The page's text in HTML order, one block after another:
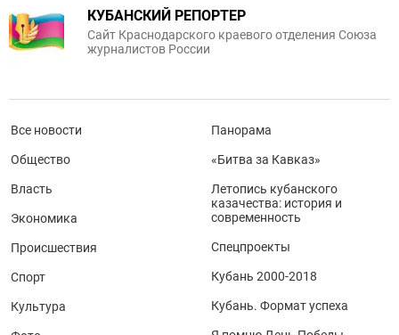
КУБАНСКИЙ РЕПОРТЕР
Сайт Краснодарского краевого отделения Союза
журналистов России
Все новости
Общество
Власть
Экономика
Происшествия
Спорт
Культура
Панорама
«Битва за Кавказ»
Летопись кубанского
казачества: история и
современность
Спецпроекты
Кубань 2000-2018
Кубань. Формат успеха